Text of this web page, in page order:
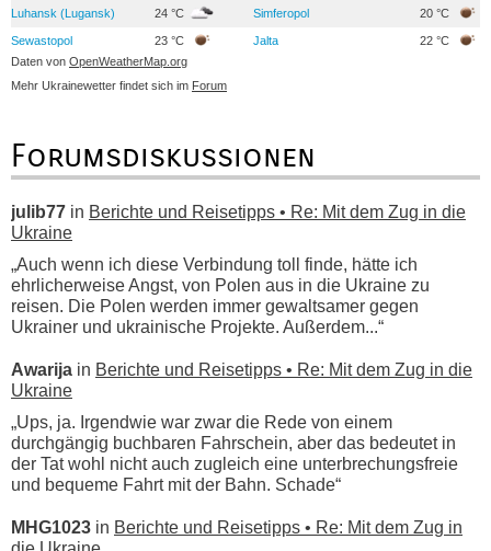
Luhansk (Lugansk) 24 °C Simferopol 20 °C
Sewastopol 23 °C Jalta
22 °C
Daten von OpenWeatherMap.org
Mehr Ukrainewetter findet sich im Forum
Forumsdiskussionen
julib77 in Berichte und Reisetipps • Re: Mit dem Zug in die
Ukraine
„Auch wenn ich diese Verbindung toll finde, hätte ich
ehrlicherweise Angst, von Polen aus in die Ukraine zu
reisen. Die Polen werden immer gewaltsamer gegen
Ukrainer und ukrainische Projekte. Außerdem...“
Awarija in Berichte und Reisetipps • Re: Mit dem Zug in die
Ukraine
„Ups, ja. Irgendwie war zwar die Rede von einem
durchgängig buchbaren Fahrschein, aber das bedeutet in
der Tat wohl nicht auch zugleich eine unterbrechungsfreie
und bequeme Fahrt mit der Bahn. Schade“
MHG1023 in Berichte und Reisetipps • Re: Mit dem Zug in